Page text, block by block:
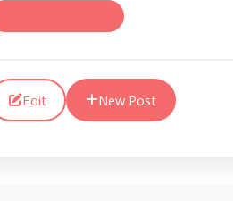
Edit New Post